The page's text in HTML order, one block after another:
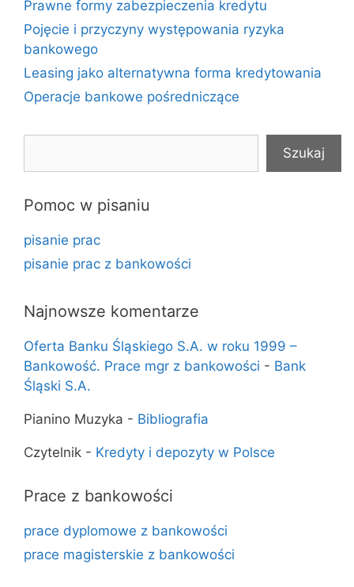
Prawne formy zabezpieczenia kredytu
Pojęcie i przyczyny występowania ryzyka
bankowego
Leasing jako alternatywna forma kredytowania
Operacje bankowe pośredniczące
Szukaj
Pomoc w pisaniu
pisanie prac
pisanie prac z bankowości
Najnowsze komentarze
Oferta Banku Śląskiego S.A. w roku 1999 –
Bankowość. Prace mgr z bankowości - Bank
Śląski S.A.
Pianino Muzyka - Bibliografia
Czytelnik - Kredyty i depozyty w Polsce
Prace z bankowości
prace dyplomowe z bankowości
prace magisterskie z bankowości